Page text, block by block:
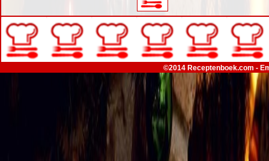
©2014 Receptenboek.com -